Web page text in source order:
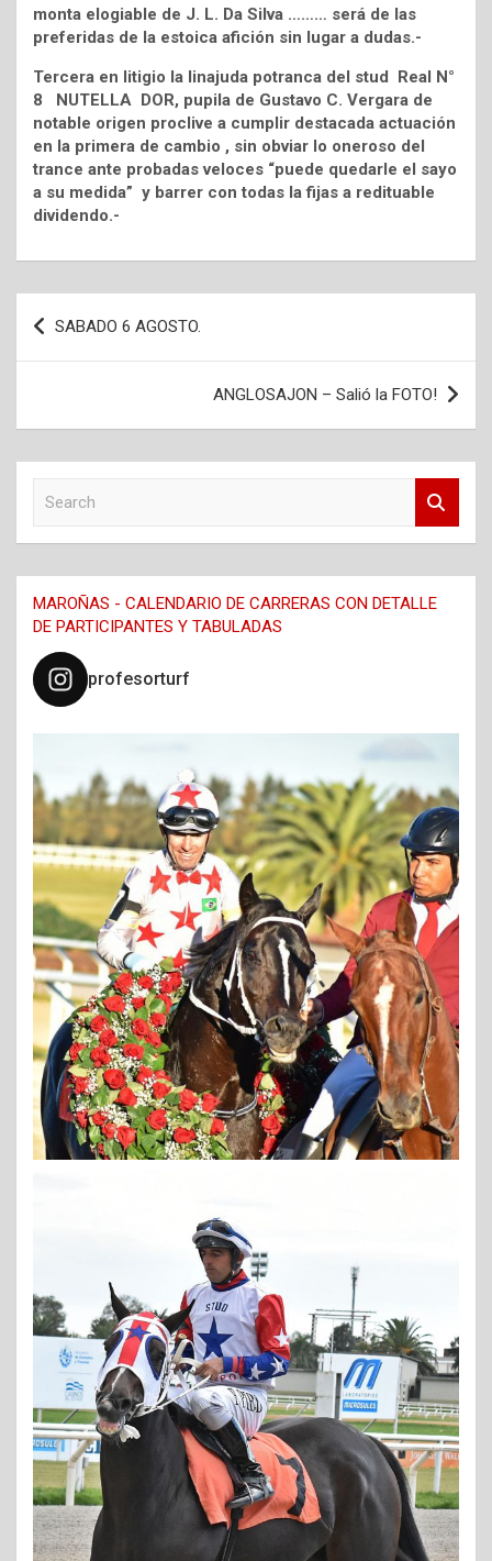
monta elogiable de J. L. Da Silva ……… será de las
preferidas de la estoica afición sin lugar a dudas.-
Tercera en litigio la linajuda potranca del stud Real N°
8 NUTELLA DOR, pupila de Gustavo C. Vergara de
notable origen proclive a cumplir destacada actuación
en la primera de cambio , sin obviar lo oneroso del
trance ante probadas veloces “puede quedarle el sayo
a su medida” y barrer con todas la fijas a redituable
dividendo.-
Navegación
de
SABADO 6 AGOSTO.
ANGLOSAJON – Salió la FOTO!
c
h
MAROÑAS - CALENDARIO DE CARRERAS CON DETALLE
DE PARTICIPANTES Y TABULADAS
profesorturf